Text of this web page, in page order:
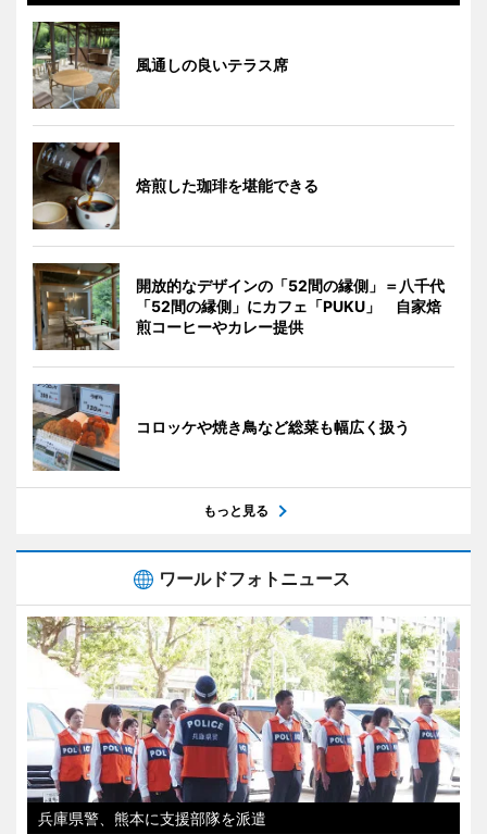
風通しの良いテラス席
焙煎した珈琲を堪能できる
開放的なデザインの「52間の縁側」＝八千代
「52間の縁側」にカフェ「PUKU」 自家焙
煎コーヒーやカレー提供
コロッケや焼き鳥など総菜も幅広く扱う
もっと見る
ワールドフォトニュース
兵庫県警、熊本に支援部隊を派遣